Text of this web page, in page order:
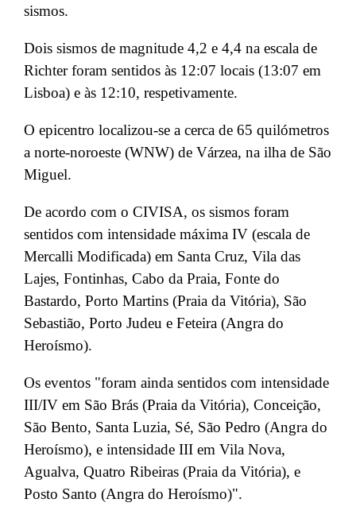
sismos.
Dois sismos de magnitude 4,2 e 4,4 na escala de
Richter foram sentidos às 12:07 locais (13:07 em
Lisboa) e às 12:10, respetivamente.
O epicentro localizou-se a cerca de 65 quilómetros
a norte-noroeste (WNW) de Várzea, na ilha de São
Miguel.
De acordo com o CIVISA, os sismos foram
sentidos com intensidade máxima IV (escala de
Mercalli Modificada) em Santa Cruz, Vila das
Lajes, Fontinhas, Cabo da Praia, Fonte do
Bastardo, Porto Martins (Praia da Vitória), São
Sebastião, Porto Judeu e Feteira (Angra do
Heroísmo).
Os eventos "foram ainda sentidos com intensidade
III/IV em São Brás (Praia da Vitória), Conceição,
São Bento, Santa Luzia, Sé, São Pedro (Angra do
Heroísmo), e intensidade III em Vila Nova,
Agualva, Quatro Ribeiras (Praia da Vitória), e
Posto Santo (Angra do Heroísmo)".